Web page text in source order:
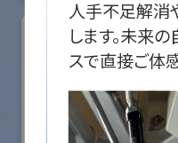
人手不足解消
します。未来